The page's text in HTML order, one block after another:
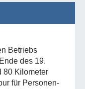
Betriebs
des 19.
80 Kilometer
für Personen-